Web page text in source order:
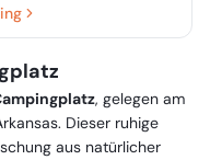
, gelegen am
Dieser ruhige
aus natürlicher